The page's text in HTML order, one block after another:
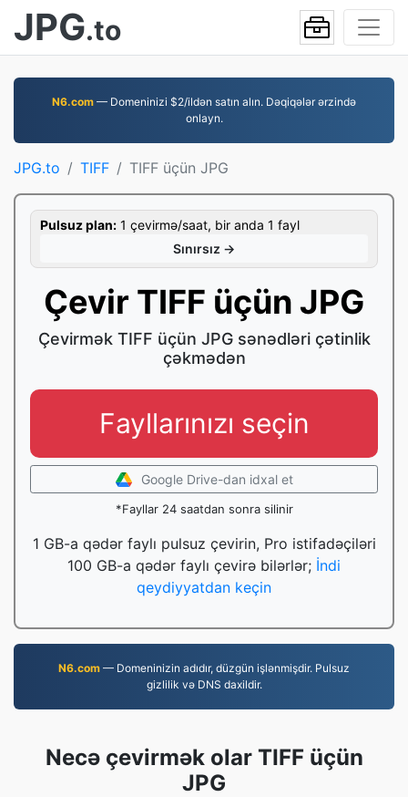
JPG.to
N6.com — Domeninizi $2/ildən satın alın. Dəqiqələr ərzində
onlayn.
JPG.to TIFF TIFF üçün JPG
Pulsuz plan: 1 çevirmə/saat, bir anda 1 fayl
Sınırsız →
Çevir TIFF üçün JPG
Çevirmək TIFF üçün JPG sənədləri çətinlik
çəkmədən
Fayllarınızı seçin
Google Drive-dan idxal et
*Fayllar 24 saatdan sonra silinir
1 GB-a qədər faylı pulsuz çevirin, Pro istifadəçiləri
100 GB-a qədər faylı çevirə bilərlər; İndi
qeydiyyatdan keçin
N6.com — Domeninizin adıdır, düzgün işlənmişdir. Pulsuz
gizlilik və DNS daxildir.
Necə çevirmək olar TIFF üçün
JPG